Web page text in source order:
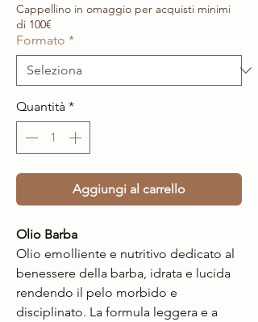
Cappellino in omaggio per acquisti minimi
di 100€
Formato *
Quantità *
Aggiungi al carrello
Olio Barba
Olio emolliente e nutritivo dedicato al
benessere della barba, idrata e lucida
rendendo il pelo morbido e
disciplinato. La formula leggera e a